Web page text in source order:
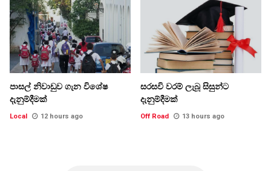
පාසල් නිවාඩුව ගැන විශේෂ
දැනුම්දීමක්
Local 12 hours ago
සරසවි වරම් ලැබූ සිසුන්ට
දැනුම්දීමක්
Off Road 13 hours ago